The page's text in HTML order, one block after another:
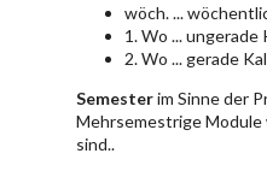
wöch. ...
1. Wo ...
2. Wo ... gerade
Semesterim Sinne der
Mehrsemestrige Module
sind..